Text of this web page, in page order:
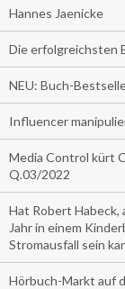
Hannes Jaenicke
Die erfolgreichsten
NEU: Buch-
Influencer
Media Control kürt
Q.03/2022
Hat Robert Habeck,
Jahr in einem
Stromausfall sein
Hörbuch-Markt auf